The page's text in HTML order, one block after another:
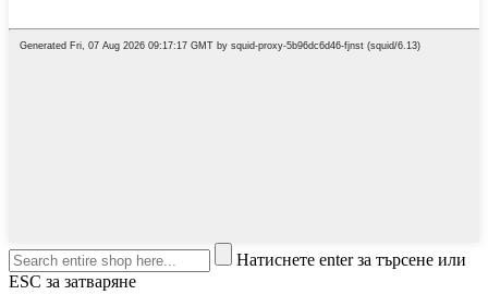
Натиснете enter за търсене или
ESC за затваряне